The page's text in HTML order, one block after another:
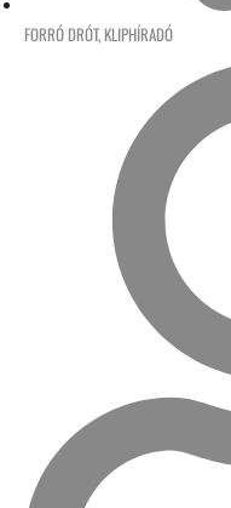
FORRÓ DRÓT, KLIPHÍRADÓ